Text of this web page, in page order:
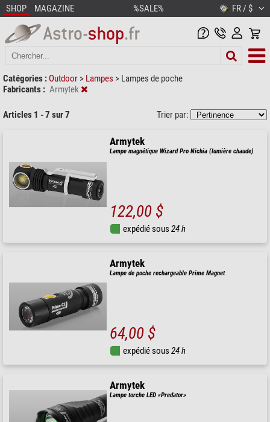
SHOP MAGAZINE %SALE% FR / $
Catégories : Outdoor > Lampes > Lampes de poche
Fabricants : Armytek
Articles 1 - 7 sur 7 Trier par:
Armytek
Lampe magnétique Wizard Pro Nichia (lumière chaude)
122,00 $
expédié sous24 h
Armytek
Lampe de poche rechargeable Prime Magnet
64,00 $
expédié sous24 h
Armytek
Lampe torche LED «Predator»